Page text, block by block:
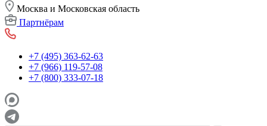
Москва и Московская область
Партнёрам
+7 (495) 363-62-63
+7 (966) 119-57-08
+7 (800) 333-07-18